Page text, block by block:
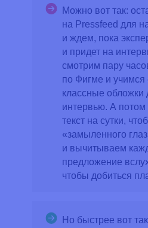
Можно вот так:
на Pressfeed для
и ждем, пока
и придет на
смотрим пару
по Фигме и учимся
классные обложки
интервью. А
текст на сутки,
«замыленного
и вычитываем
предложение
чтобы добиться
Но быстрее вот